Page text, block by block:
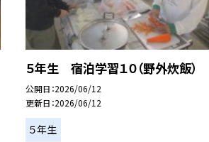
５年生 宿泊学習１０（野外炊飯）
公開日 2026/06/12
更新日 2026/06/12
５年生